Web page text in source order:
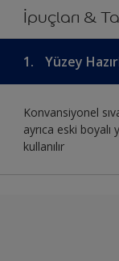
İpuçları &
1. Yüzey
Konvansiyonel
ayrıca eski
kullanılır